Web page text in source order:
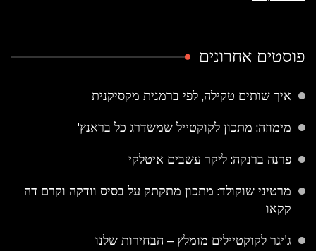
פוסטים אחרונים
איך שותים טקילה, לפי ברמנית מקסיקנית
מימוזה: מתכון לקוקטייל שמשדרג כל בראנץ'
פרנה ברנקה: ליקר עשבים איטלקי
מרטיני שוקולד: מתכון מתקתק על בסיס וודקה וקרם דה
קקאו
ג'יגר לקוקטיילים מומלץ – הבחירות שלנו